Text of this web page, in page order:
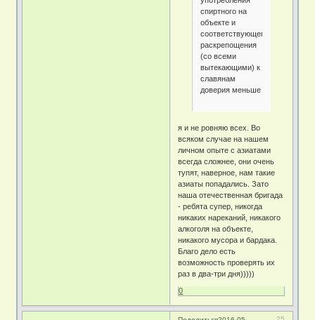
спиртного на
объекте и
соответствующего
раскрепощения
(со всеми
вытекающими) к
славянам
доверия меньше
я и не ровняю всех. Во
всяком случае на нашем
личном опыте с азиатами
всегда сложнее, они очень
тупят, наверное, нам такие
азиаты попадались. Зато
наша отечественная бригада
- ребята супер, никогда
никаких нареканий, никакого
алкоголя на объекте,
никакого мусора и бардака.
Благо дело есть
возможность проверять их
раз в два-три дня)))))
0